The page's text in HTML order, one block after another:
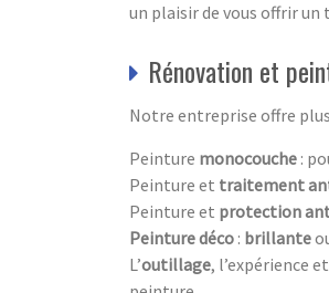
un plaisir de vous offrir
Rénovation et
Notre entreprise offre
Peinture monocouche :
Peinture et traitement
Peinture et protection
Peinturedéco : brillante
L’outillage, l’expérience